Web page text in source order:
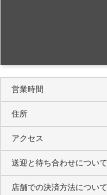
営業時間
住所
アクセス
送迎と待ち合わせについて
店舗での決済方法について